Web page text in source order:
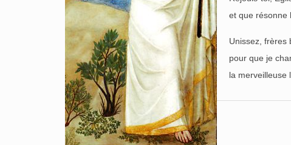
et que résonne
Unissez, frères
pour que je
la merveilleuse